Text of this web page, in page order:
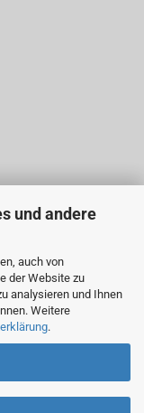
und andere
auch von
der Website zu
analysieren und Ihnen
Weitere
.